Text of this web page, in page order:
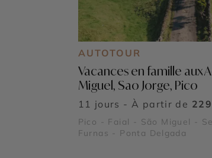
AUTOTOUR
Vacances en famille aux
Miguel, Sao Jorge, Pico
11 jours - À partir de
Pico - Faial - São Miguel -
Furnas - Ponta Delgada